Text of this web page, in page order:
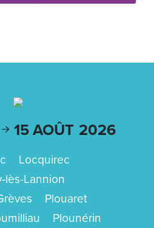
15 AOÛT 2026
Locquirec
lès-Lannion
Plouaret
Plounérin